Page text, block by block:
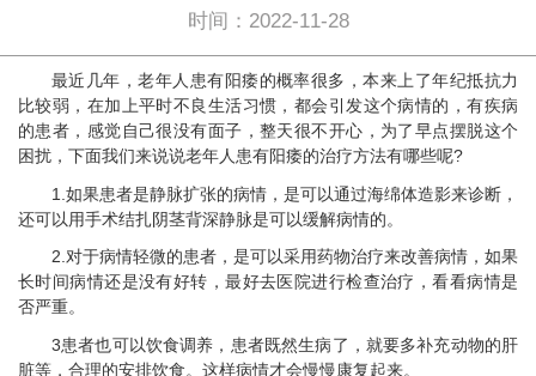
时间：2022-11-28
最近几年，老年人患有阳痿的概率很多，本来上了年纪抵抗力
比较弱，在加上平时不良生活习惯，都会引发这个病情的，有疾病
的患者，感觉自己很没有面子，整天很不开心，为了早点摆脱这个
困扰，下面我们来说说老年人患有阳痿的治疗方法有哪些呢?
1.如果患者是静脉扩张的病情，是可以通过海绵体造影来诊断，
还可以用手术结扎阴茎背深静脉是可以缓解病情的。
2.对于病情轻微的患者，是可以采用药物治疗来改善病情，如果
长时间病情还是没有好转，最好去医院进行检查治疗，看看病情是
否严重。
3患者也可以饮食调养，患者既然生病了，就要多补充动物的肝
脏等，合理的安排饮食。这样病情才会慢慢康复起来。